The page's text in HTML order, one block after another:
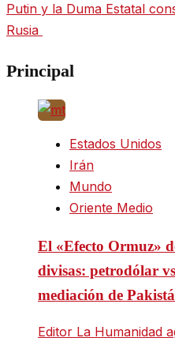
Putin y la Duma Estatal
Rusia
Principal
Estados Unidos
Irán
Mundo
Oriente Medio
El «Efecto Ormuz»
divisas: petrodólar
mediación de
Editor La Humanidad